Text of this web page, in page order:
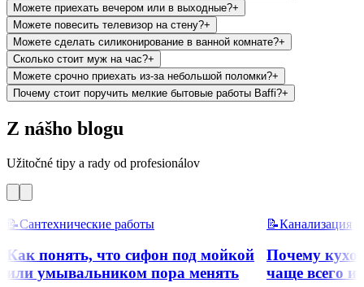
Можете приехать вечером или в выходные?+
Можете повесить телевизор на стену?+
Можете сделать силиконирование в ванной комнате?+
Сколько стоит муж на час?+
Можете срочно приехать из-за небольшой поломки?+
Почему стоит поручить мелкие бытовые работы Baffi?+
Z nášho blogu
Užitočné tipy a rady od profesionálov
📝Сантехнические работы
Как понять, что сифон под мойкой
или умывальником пора менять
📝Канализация
Почему
чаще всего и